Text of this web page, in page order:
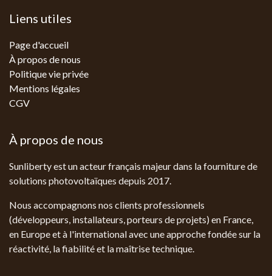
Liens utiles
Page d'accueil
À propos de nous
Politique vie privée
Mentions légales
CGV
À propos de nous
Sunliberty est un acteur français majeur dans la fourniture de
solutions photovoltaïques depuis 2017.
Nous accompagnons nos clients professionnels
(développeurs, installateurs, porteurs de projets) en France,
en Europe et à l'international avec une approche fondée sur la
réactivité, la fiabilité et la maîtrise technique.